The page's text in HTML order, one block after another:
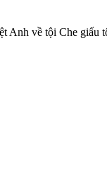
Anh về tội Che giấu